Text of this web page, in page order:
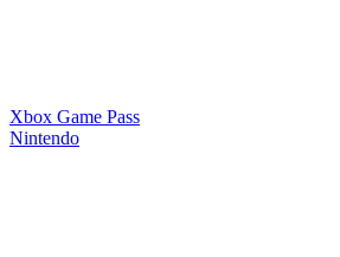
Xbox Game Pass
Nintendo